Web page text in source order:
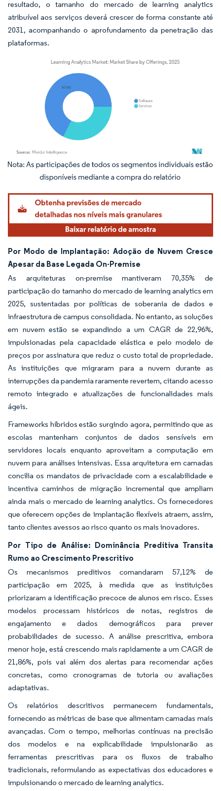
resultado, o tamanho do mercado de learning analytics
atribuível aos serviços deverá crescer de forma constante até
2031, acompanhando o aprofundamento da penetração das
plataformas.
Imagem © Mordor Intelligence. O reuso requer atribuição conforme CC BY 4.0.
Por Modo de Implantação: Adoção de Nuvem Cresce
Apesar da Base Legada On-Premise
As arquiteturas on-premise mantiveram 70,35% de
participação do tamanho do mercado de learning analytics em
2025, sustentadas por políticas de soberania de dados e
infraestrutura de campus consolidada. No entanto, as soluções
em nuvem estão se expandindo a um CAGR de 22,96%,
impulsionadas pela capacidade elástica e pelo modelo de
preços por assinatura que reduz o custo total de propriedade.
As instituições que migraram para a nuvem durante as
interrupções da pandemia raramente revertem, citando acesso
remoto integrado e atualizações de funcionalidades mais
ágeis.
Frameworks híbridos estão surgindo agora, permitindo que as
escolas mantenham conjuntos de dados sensíveis em
servidores locais enquanto aproveitam a computação em
nuvem para análises intensivas. Essa arquitetura em camadas
concilia os mandatos de privacidade com a escalabilidade e
incentiva caminhos de migração incremental que ampliam
ainda mais o mercado de learning analytics. Os fornecedores
que oferecem opções de implantação flexíveis atraem, assim,
tanto clientes avessos ao risco quanto os mais inovadores.
Por Tipo de Análise: Dominância Preditiva Transita
Rumo ao Crescimento Prescritivo
Os mecanismos preditivos comandaram 57,12% de
participação em 2025, à medida que as instituições
priorizaram a identificação precoce de alunos em risco. Esses
modelos processam históricos de notas, registros de
engajamento e dados demográficos para prever
probabilidades de sucesso. A análise prescritiva, embora
menor hoje, está crescendo mais rapidamente a um CAGR de
21,86%, pois vai além dos alertas para recomendar ações
concretas, como cronogramas de tutoria ou avaliações
adaptativas.
Os relatórios descritivos permanecem fundamentais,
fornecendo as métricas de base que alimentam camadas mais
avançadas. Com o tempo, melhorias contínuas na precisão
dos modelos e na explicabilidade impulsionarão as
ferramentas prescritivas para os fluxos de trabalho
tradicionais, reformulando as expectativas dos educadores e
impulsionando o mercado de learning analytics.